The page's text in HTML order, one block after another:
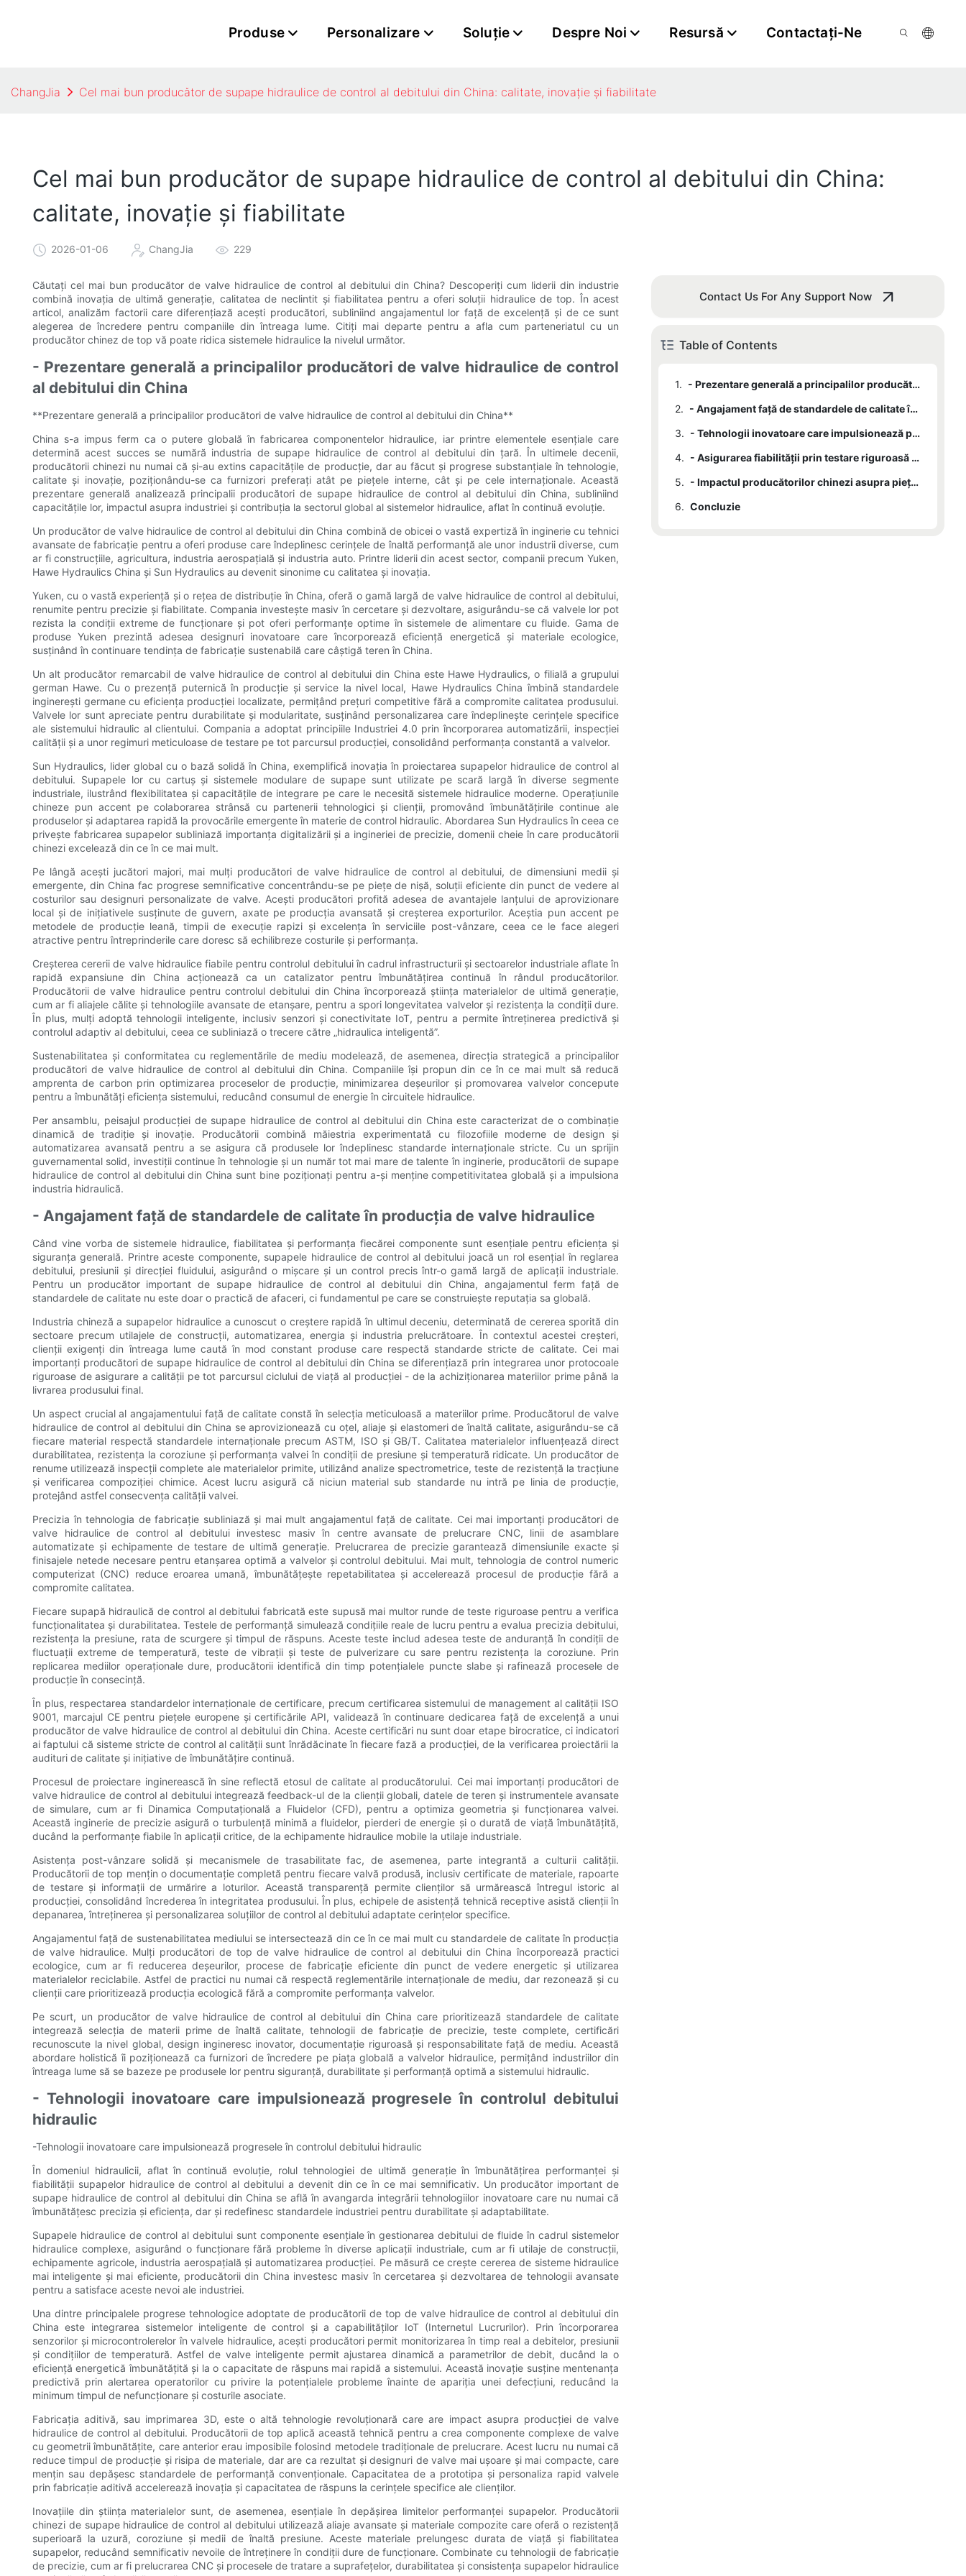
Produse Personalizare Soluţie Despre Noi Resursă Contactaţi-Ne
ChangJia Cel mai bun producător de supape hidraulice de control al debitului din China: calitate, inovație și fiabilitate
Cel mai bun producător de supape hidraulice de control al debitului din China:
calitate, inovație și fiabilitate
2026-01-06 ChangJia 229
Căutați cel mai bun producător de valve hidraulice de control al debitului din China? Descoperiți cum liderii din industrie
combină inovația de ultimă generație, calitatea de neclintit și fiabilitatea pentru a oferi soluții hidraulice de top. În acest
articol, analizăm factorii care diferențiază acești producători, subliniind angajamentul lor față de excelență și de ce sunt
alegerea de încredere pentru companiile din întreaga lume. Citiți mai departe pentru a afla cum parteneriatul cu un
producător chinez de top vă poate ridica sistemele hidraulice la nivelul următor.
- Prezentare generală a principalilor producători de valve hidraulice de control
al debitului din China
**Prezentare generală a principalilor producători de valve hidraulice de control al debitului din China**
China s-a impus ferm ca o putere globală în fabricarea componentelor hidraulice, iar printre elementele esențiale care
determină acest succes se numără industria de supape hidraulice de control al debitului din țară. În ultimele decenii,
producătorii chinezi nu numai că și-au extins capacitățile de producție, dar au făcut și progrese substanțiale în tehnologie,
calitate și inovație, poziționându-se ca furnizori preferați atât pe piețele interne, cât și pe cele internaționale. Această
prezentare generală analizează principalii producători de supape hidraulice de control al debitului din China, subliniind
capacitățile lor, impactul asupra industriei și contribuția la sectorul global al sistemelor hidraulice, aflat în continuă evoluție.
Un producător de valve hidraulice de control al debitului din China combină de obicei o vastă expertiză în inginerie cu tehnici
avansate de fabricație pentru a oferi produse care îndeplinesc cerințele de înaltă performanță ale unor industrii diverse, cum
ar fi construcțiile, agricultura, industria aerospațială și industria auto. Printre liderii din acest sector, companii precum Yuken,
Hawe Hydraulics China și Sun Hydraulics au devenit sinonime cu calitatea și inovația.
Yuken, cu o vastă experiență și o rețea de distribuție în China, oferă o gamă largă de valve hidraulice de control al debitului,
renumite pentru precizie și fiabilitate. Compania investește masiv în cercetare și dezvoltare, asigurându-se că valvele lor pot
rezista la condiții extreme de funcționare și pot oferi performanțe optime în sistemele de alimentare cu fluide. Gama de
produse Yuken prezintă adesea designuri inovatoare care încorporează eficiență energetică și materiale ecologice,
susținând în continuare tendința de fabricație sustenabilă care câștigă teren în China.
Un alt producător remarcabil de valve hidraulice de control al debitului din China este Hawe Hydraulics, o filială a grupului
german Hawe. Cu o prezență puternică în producție și service la nivel local, Hawe Hydraulics China îmbină standardele
inginerești germane cu eficiența producției localizate, permițând prețuri competitive fără a compromite calitatea produsului.
Valvele lor sunt apreciate pentru durabilitate și modularitate, susținând personalizarea care îndeplinește cerințele specifice
ale sistemului hidraulic al clientului. Compania a adoptat principiile Industriei 4.0 prin încorporarea automatizării, inspecției
calității și a unor regimuri meticuloase de testare pe tot parcursul producției, consolidând performanța constantă a valvelor.
Sun Hydraulics, lider global cu o bază solidă în China, exemplifică inovația în proiectarea supapelor hidraulice de control al
debitului. Supapele lor cu cartuș și sistemele modulare de supape sunt utilizate pe scară largă în diverse segmente
industriale, ilustrând flexibilitatea și capacitățile de integrare pe care le necesită sistemele hidraulice moderne. Operațiunile
chineze pun accent pe colaborarea strânsă cu partenerii tehnologici și clienții, promovând îmbunătățirile continue ale
produselor și adaptarea rapidă la provocările emergente în materie de control hidraulic. Abordarea Sun Hydraulics în ceea ce
privește fabricarea supapelor subliniază importanța digitalizării și a ingineriei de precizie, domenii cheie în care producătorii
chinezi excelează din ce în ce mai mult.
Pe lângă acești jucători majori, mai mulți producători de valve hidraulice de control al debitului, de dimensiuni medii și
emergente, din China fac progrese semnificative concentrându-se pe piețe de nișă, soluții eficiente din punct de vedere al
costurilor sau designuri personalizate de valve. Acești producători profită adesea de avantajele lanțului de aprovizionare
local și de inițiativele susținute de guvern, axate pe producția avansată și creșterea exporturilor. Aceștia pun accent pe
metodele de producție leană, timpii de execuție rapizi și excelența în serviciile post-vânzare, ceea ce le face alegeri
atractive pentru întreprinderile care doresc să echilibreze costurile și performanța.
Creșterea cererii de valve hidraulice fiabile pentru controlul debitului în cadrul infrastructurii și sectoarelor industriale aflate în
rapidă expansiune din China acționează ca un catalizator pentru îmbunătățirea continuă în rândul producătorilor.
Producătorii de valve hidraulice pentru controlul debitului din China încorporează știința materialelor de ultimă generație,
cum ar fi aliajele călite și tehnologiile avansate de etanșare, pentru a spori longevitatea valvelor și rezistența la condiții dure.
În plus, mulți adoptă tehnologii inteligente, inclusiv senzori și conectivitate IoT, pentru a permite întreținerea predictivă și
controlul adaptiv al debitului, ceea ce subliniază o trecere către „hidraulica inteligentă”.
Sustenabilitatea și conformitatea cu reglementările de mediu modelează, de asemenea, direcția strategică a principalilor
producători de valve hidraulice de control al debitului din China. Companiile își propun din ce în ce mai mult să reducă
amprenta de carbon prin optimizarea proceselor de producție, minimizarea deșeurilor și promovarea valvelor concepute
pentru a îmbunătăți eficiența sistemului, reducând consumul de energie în circuitele hidraulice.
Per ansamblu, peisajul producției de supape hidraulice de control al debitului din China este caracterizat de o combinație
dinamică de tradiție și inovație. Producătorii combină măiestria experimentată cu filozofiile moderne de design și
automatizarea avansată pentru a se asigura că produsele lor îndeplinesc standarde internaționale stricte. Cu un sprijin
guvernamental solid, investiții continue în tehnologie și un număr tot mai mare de talente în inginerie, producătorii de supape
hidraulice de control al debitului din China sunt bine poziționați pentru a-și menține competitivitatea globală și a impulsiona
industria hidraulică.
- Angajament față de standardele de calitate în producția de valve hidraulice
Când vine vorba de sistemele hidraulice, fiabilitatea și performanța fiecărei componente sunt esențiale pentru eficiența și
siguranța generală. Printre aceste componente, supapele hidraulice de control al debitului joacă un rol esențial în reglarea
debitului, presiunii și direcției fluidului, asigurând o mișcare și un control precis într-o gamă largă de aplicații industriale.
Pentru un producător important de supape hidraulice de control al debitului din China, angajamentul ferm față de
standardele de calitate nu este doar o practică de afaceri, ci fundamentul pe care se construiește reputația sa globală.
Industria chineză a supapelor hidraulice a cunoscut o creștere rapidă în ultimul deceniu, determinată de cererea sporită din
sectoare precum utilajele de construcții, automatizarea, energia și industria prelucrătoare. În contextul acestei creșteri,
clienții exigenți din întreaga lume caută în mod constant produse care respectă standarde stricte de calitate. Cei mai
importanți producători de supape hidraulice de control al debitului din China se diferențiază prin integrarea unor protocoale
riguroase de asigurare a calității pe tot parcursul ciclului de viață al producției - de la achiziționarea materiilor prime până la
livrarea produsului final.
Un aspect crucial al angajamentului față de calitate constă în selecția meticuloasă a materiilor prime. Producătorul de valve
hidraulice de control al debitului din China se aprovizionează cu oțel, aliaje și elastomeri de înaltă calitate, asigurându-se că
fiecare material respectă standardele internaționale precum ASTM, ISO și GB/T. Calitatea materialelor influențează direct
durabilitatea, rezistența la coroziune și performanța valvei în condiții de presiune și temperatură ridicate. Un producător de
renume utilizează inspecții complete ale materialelor primite, utilizând analize spectrometrice, teste de rezistență la tracțiune
și verificarea compoziției chimice. Acest lucru asigură că niciun material sub standarde nu intră pe linia de producție,
protejând astfel consecvența calității valvei.
Precizia în tehnologia de fabricație subliniază și mai mult angajamentul față de calitate. Cei mai importanți producători de
valve hidraulice de control al debitului investesc masiv în centre avansate de prelucrare CNC, linii de asamblare
automatizate și echipamente de testare de ultimă generație. Prelucrarea de precizie garantează dimensiunile exacte și
finisajele netede necesare pentru etanșarea optimă a valvelor și controlul debitului. Mai mult, tehnologia de control numeric
computerizat (CNC) reduce eroarea umană, îmbunătățește repetabilitatea și accelerează procesul de producție fără a
compromite calitatea.
Fiecare supapă hidraulică de control al debitului fabricată este supusă mai multor runde de teste riguroase pentru a verifica
funcționalitatea și durabilitatea. Testele de performanță simulează condițiile reale de lucru pentru a evalua precizia debitului,
rezistența la presiune, rata de scurgere și timpul de răspuns. Aceste teste includ adesea teste de anduranță în condiții de
fluctuații extreme de temperatură, teste de vibrații și teste de pulverizare cu sare pentru rezistența la coroziune. Prin
replicarea mediilor operaționale dure, producătorii identifică din timp potențialele puncte slabe și rafinează procesele de
producție în consecință.
În plus, respectarea standardelor internaționale de certificare, precum certificarea sistemului de management al calității ISO
9001, marcajul CE pentru piețele europene și certificările API, validează în continuare dedicarea față de excelență a unui
producător de valve hidraulice de control al debitului din China. Aceste certificări nu sunt doar etape birocratice, ci indicatori
ai faptului că sisteme stricte de control al calității sunt înrădăcinate în fiecare fază a producției, de la verificarea proiectării la
audituri de calitate și inițiative de îmbunătățire continuă.
Procesul de proiectare inginerească în sine reflectă etosul de calitate al producătorului. Cei mai importanți producători de
valve hidraulice de control al debitului integrează feedback-ul de la clienții globali, datele de teren și instrumentele avansate
de simulare, cum ar fi Dinamica Computațională a Fluidelor (CFD), pentru a optimiza geometria și funcționarea valvei.
Această inginerie de precizie asigură o turbulență minimă a fluidelor, pierderi de energie și o durată de viață îmbunătățită,
ducând la performanțe fiabile în aplicații critice, de la echipamente hidraulice mobile la utilaje industriale.
Asistența post-vânzare solidă și mecanismele de trasabilitate fac, de asemenea, parte integrantă a culturii calității.
Producătorii de top mențin o documentație completă pentru fiecare valvă produsă, inclusiv certificate de materiale, rapoarte
de testare și informații de urmărire a loturilor. Această transparență permite clienților să urmărească întregul istoric al
producției, consolidând încrederea în integritatea produsului. În plus, echipele de asistență tehnică receptive asistă clienții în
depanarea, întreținerea și personalizarea soluțiilor de control al debitului adaptate cerințelor specifice.
Angajamentul față de sustenabilitatea mediului se intersectează din ce în ce mai mult cu standardele de calitate în producția
de valve hidraulice. Mulți producători de top de valve hidraulice de control al debitului din China încorporează practici
ecologice, cum ar fi reducerea deșeurilor, procese de fabricație eficiente din punct de vedere energetic și utilizarea
materialelor reciclabile. Astfel de practici nu numai că respectă reglementările internaționale de mediu, dar rezonează și cu
clienții care prioritizează producția ecologică fără a compromite performanța valvelor.
Pe scurt, un producător de valve hidraulice de control al debitului din China care prioritizează standardele de calitate
integrează selecția de materii prime de înaltă calitate, tehnologii de fabricație de precizie, teste complete, certificări
recunoscute la nivel global, design ingineresc inovator, documentație riguroasă și responsabilitate față de mediu. Această
abordare holistică îi poziționează ca furnizori de încredere pe piața globală a valvelor hidraulice, permițând industriilor din
întreaga lume să se bazeze pe produsele lor pentru siguranță, durabilitate și performanță optimă a sistemului hidraulic.
- Tehnologii inovatoare care impulsionează progresele în controlul debitului
hidraulic
-Tehnologii inovatoare care impulsionează progresele în controlul debitului hidraulic
În domeniul hidraulicii, aflat în continuă evoluție, rolul tehnologiei de ultimă generație în îmbunătățirea performanței și
fiabilității supapelor hidraulice de control al debitului a devenit din ce în ce mai semnificativ. Un producător important de
supape hidraulice de control al debitului din China se află în avangarda integrării tehnologiilor inovatoare care nu numai că
îmbunătățesc precizia și eficiența, dar și redefinesc standardele industriei pentru durabilitate și adaptabilitate.
Supapele hidraulice de control al debitului sunt componente esențiale în gestionarea debitului de fluide în cadrul sistemelor
hidraulice complexe, asigurând o funcționare fără probleme în diverse aplicații industriale, cum ar fi utilaje de construcții,
echipamente agricole, industria aerospațială și automatizarea producției. Pe măsură ce crește cererea de sisteme hidraulice
mai inteligente și mai eficiente, producătorii din China investesc masiv în cercetarea și dezvoltarea de tehnologii avansate
pentru a satisface aceste nevoi ale industriei.
Una dintre principalele progrese tehnologice adoptate de producătorii de top de valve hidraulice de control al debitului din
China este integrarea sistemelor inteligente de control și a capabilităților IoT (Internetul Lucrurilor). Prin încorporarea
senzorilor și microcontrolerelor în valvele hidraulice, acești producători permit monitorizarea în timp real a debitelor, presiunii
și condițiilor de temperatură. Astfel de valve inteligente permit ajustarea dinamică a parametrilor de debit, ducând la o
eficiență energetică îmbunătățită și la o capacitate de răspuns mai rapidă a sistemului. Această inovație susține mentenanța
predictivă prin alertarea operatorilor cu privire la potențialele probleme înainte de apariția unei defecțiuni, reducând la
minimum timpul de nefuncționare și costurile asociate.
Fabricația aditivă, sau imprimarea 3D, este o altă tehnologie revoluționară care are impact asupra producției de valve
hidraulice de control al debitului. Producătorii de top aplică această tehnică pentru a crea componente complexe de valve
cu geometrii îmbunătățite, care anterior erau imposibile folosind metodele tradiționale de prelucrare. Acest lucru nu numai că
reduce timpul de producție și risipa de materiale, dar are ca rezultat și designuri de valve mai ușoare și mai compacte, care
mențin sau depășesc standardele de performanță convenționale. Capacitatea de a prototipa și personaliza rapid valvele
prin fabricație aditivă accelerează inovația și capacitatea de răspuns la cerințele specifice ale clienților.
Inovațiile din știința materialelor sunt, de asemenea, esențiale în depășirea limitelor performanței supapelor. Producătorii
chinezi de supape hidraulice de control al debitului utilizează aliaje avansate și materiale compozite care oferă o rezistență
superioară la uzură, coroziune și medii de înaltă presiune. Aceste materiale prelungesc durata de viață și fiabilitatea
supapelor, reducând semnificativ nevoile de întreținere în condiții dure de funcționare. Combinate cu tehnologii de fabricație
de precizie, cum ar fi prelucrarea CNC și procesele de tratare a suprafețelor, durabilitatea și consistența supapelor hidraulice
Contact Us For Any Support Now
Table of Contents
1.
- Prezentare generală a principalilor producători de valve hidraulice de control al debitului din China
2.
- Angajament față de standardele de calitate în producția de valve hidraulice
3.
- Tehnologii inovatoare care impulsionează progresele în controlul debitului hidraulic
4.
- Asigurarea fiabilității prin testare riguroasă și materiale selectate
5.
- Impactul producătorilor chinezi asupra pieței globale a supapelor hidraulice
6. Concluzie